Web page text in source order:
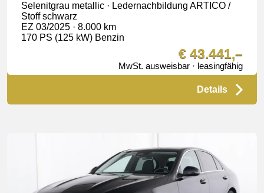
Selenitgrau metallic · Ledernachbildung ARTICO /
Stoff schwarz
EZ 03/2025 · 8.000 km
170 PS (125 kW) Benzin
€ 43.441,–
MwSt. ausweisbar · leasingfähig
Details